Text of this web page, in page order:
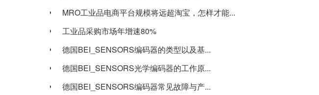
MRO工业品电商平台规模将远超淘宝，怎样才能...
工业品采购市场年增速80%
德国BEI_SENSORS编码器的类型以及基...
德国BEI_SENSORS光学编码器的工作原...
德国BEI_SENSORS编码器常见故障与产...